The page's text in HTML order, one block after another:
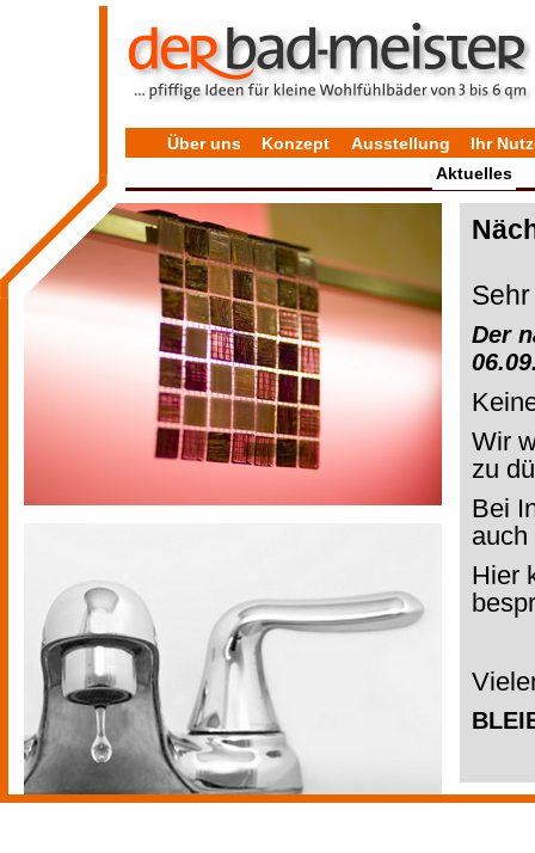
Über uns Konzept Ausstellung
Ihr
Aktuelles
Der
Wir
zu
Bei
Hier